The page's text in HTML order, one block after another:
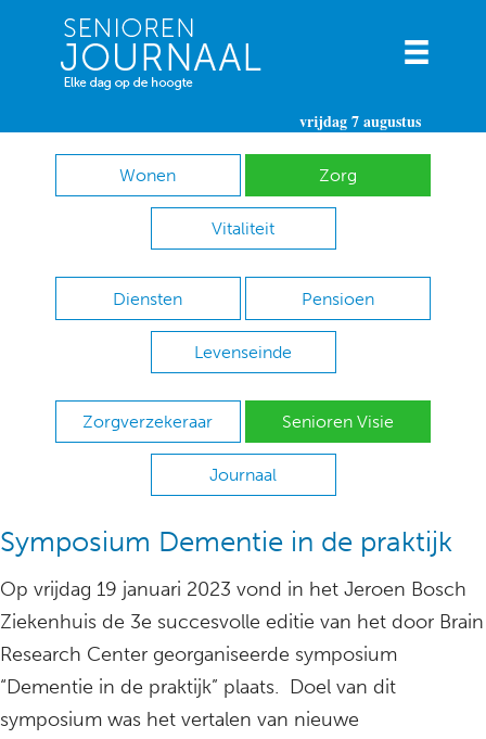
vrijdag 7 augustus
Wonen Zorg
Vitaliteit
Diensten Pensioen
Levenseinde
Zorgverzekeraar Senioren Visie
Journaal
Symposium Dementie in de praktijk
Op vrijdag 19 januari 2023 vond in het Jeroen Bosch
Ziekenhuis de 3e succesvolle editie van het door Brain
Research Center georganiseerde symposium
“Dementie in de praktijk” plaats. Doel van dit
symposium was het vertalen van nieuwe